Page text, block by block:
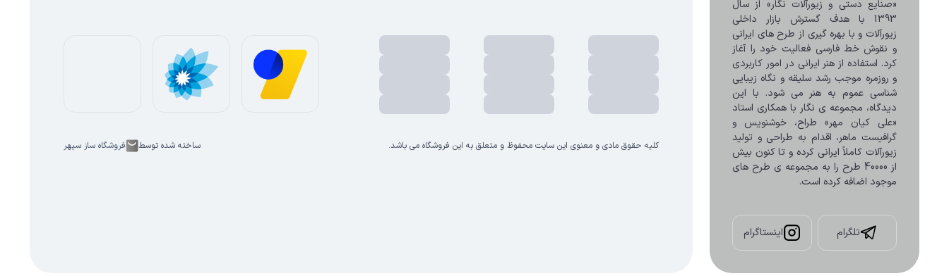
موجود اضافه کرده است.
تلگرام اینستاگرام
کلیه حقوق مادی و معنوی این سایت محفوظ و متعلق به این فروشگاه می باشد. ساخته شده توسط فروشگاه ساز سپهر